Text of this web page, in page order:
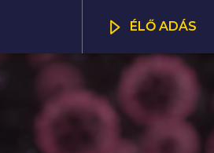
ÉLŐ ADÁS
CSATORNÁK